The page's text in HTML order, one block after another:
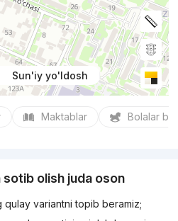
Sun'iy yo'ldosh
Maktablar Bolalar
olish juda oson
qulay variantni topib beramiz;